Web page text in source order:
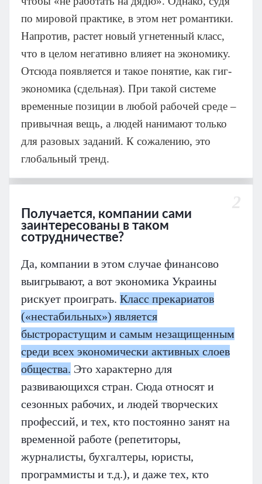
по мировой практике, в этом нет романтики.
Напротив, растет новый угнетенный класс,
что в целом негативно влияет на экономику.
Отсюда появляется и такое понятие, как гиг-
экономика (сдельная). При такой системе
временные позиции в любой рабочей среде –
привычная вещь, а людей нанимают только
для разовых заданий. К сожалению, это
глобальный тренд.
Получается, компании сами
заинтересованы в таком
сотрудничестве?
Да, компании в этом случае финансово
выигрывают, а вот экономика Украины
рискует проиграть. Класс прекариатов
(«нестабильных») является
быстрорастущим и самым незащищенным
среди всех экономически активных слоев
общества. Это характерно для
развивающихся стран. Сюда относят и
сезонных рабочих, и людей творческих
профессий, и тех, кто постоянно занят на
временной работе (репетиторы,
журналисты, бухгалтеры, юристы,
программисты и т.д.), и даже тех, кто